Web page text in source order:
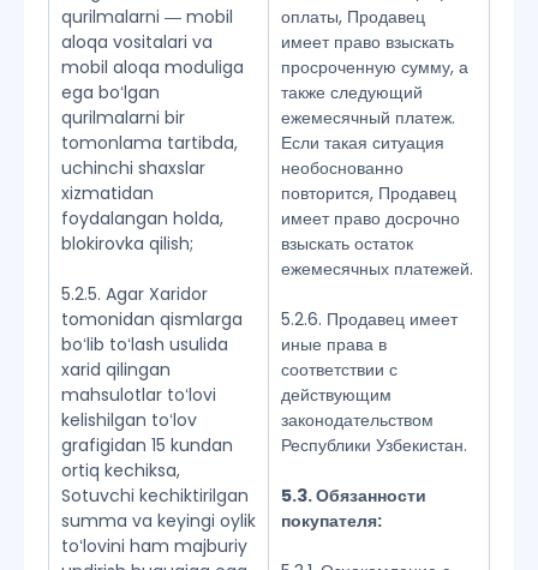
qurilmalarni ― mobil
aloqa vositalari va
mobil aloqa moduliga
ega boʻlgan
qurilmalarni bir
tomonlama tartibda,
uchinchi shaxslar
xizmatidan
foydalangan holda,
blokirovka qilish;
5.2.5. Agar Xaridor
tomonidan qismlarga
boʻlib toʻlash usulida
xarid qilingan
mahsulotlar toʻlovi
kelishilgan toʻlov
grafigidan 15 kundan
ortiq kechiksa,
Sotuvchi kechiktirilgan
summa va keyingi oylik
toʻlovini ham majburiy
оплаты, Продавец
имеет право взыскать
просроченную сумму, а
также следующий
ежемесячный платеж.
Если такая ситуация
необоснованно
повторится, Продавец
имеет право досрочно
взыскать остаток
ежемесячных платежей.
5.2.6. Продавец имеет
иные права в
соответствии с
действующим
законодательством
Республики Узбекистан.
5.3. Обязанности
покупателя: